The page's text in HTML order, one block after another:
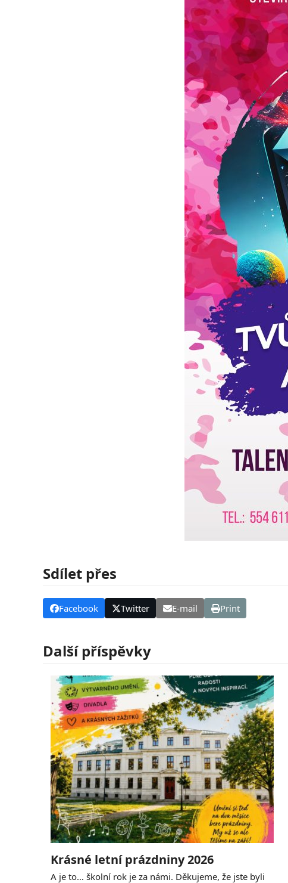
Sdílet přes
Facebook Twitter E-mail Print
Další příspěvky
Krásné letní prázdniny 2026
A je to… školní rok je za námi. Děkujeme, že jste byli